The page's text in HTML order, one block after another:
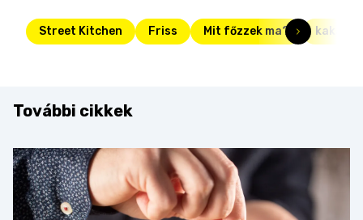
Street Kitchen Friss Mit főzzek ma? kakaós
További cikkek